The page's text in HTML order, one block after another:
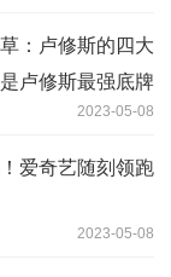
：卢修斯的四大
卢修斯最强底牌
2023-05-08
爱奇艺随刻领跑
2023-05-08